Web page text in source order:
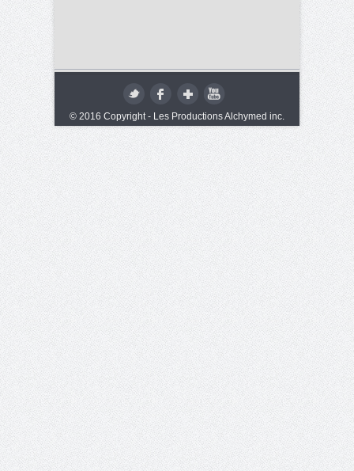
© 2016 Copyright - Les Productions Alchymed inc.